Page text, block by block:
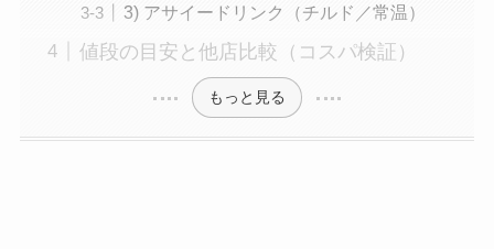
3) アサイードリンク（チルド／常温）
値段の目安と他店比較（コスパ検証）
もっと見る